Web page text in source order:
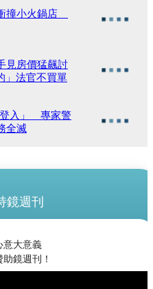
撞小火鍋店
見房價猛飆討
」法官不買單
入」 專家警
全滅
鏡週刊
意大意義
鏡週刊！